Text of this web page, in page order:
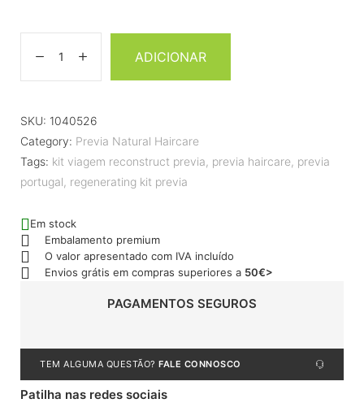
ADICIONAR
SKU: 1040526
Category: Previa Natural Haircare
Tags: kit viagem reconstruct previa, previa haircare, previa
portugal, regenerating kit previa
Em stock
Embalamento premium
O valor apresentado com IVA incluído
Envios grátis em compras superiores a 50€>
PAGAMENTOS SEGUROS
TEM ALGUMA QUESTÃO? FALE CONNOSCO
Patilha nas redes sociais